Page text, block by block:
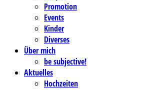
Promotion
Events
Kinder
Diverses
Über mich
be subjective!
Aktuelles
Hochzeiten